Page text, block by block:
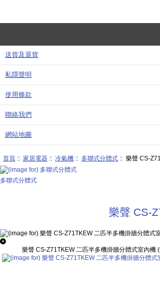
送貨及退貨
私隱聲明
使用條款
聯絡我們
網站地圖
首頁:: 家居電器:: 冷氣機:: 多聯式分體式:: 樂聲 CS-
多聯式分體式
樂聲 CS-
樂聲 CS-Z71TKEW 二匹半多機掛牆分體式室內機